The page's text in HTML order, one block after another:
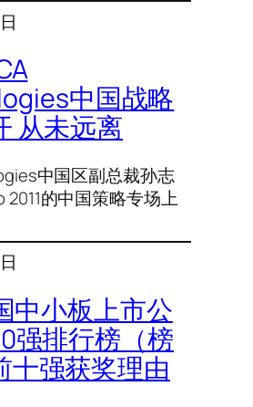
中国战略
从未远离
中国区副总裁孙志
2011的中国策略专场上
中小板上市公
强排行榜（榜
十强获奖理由